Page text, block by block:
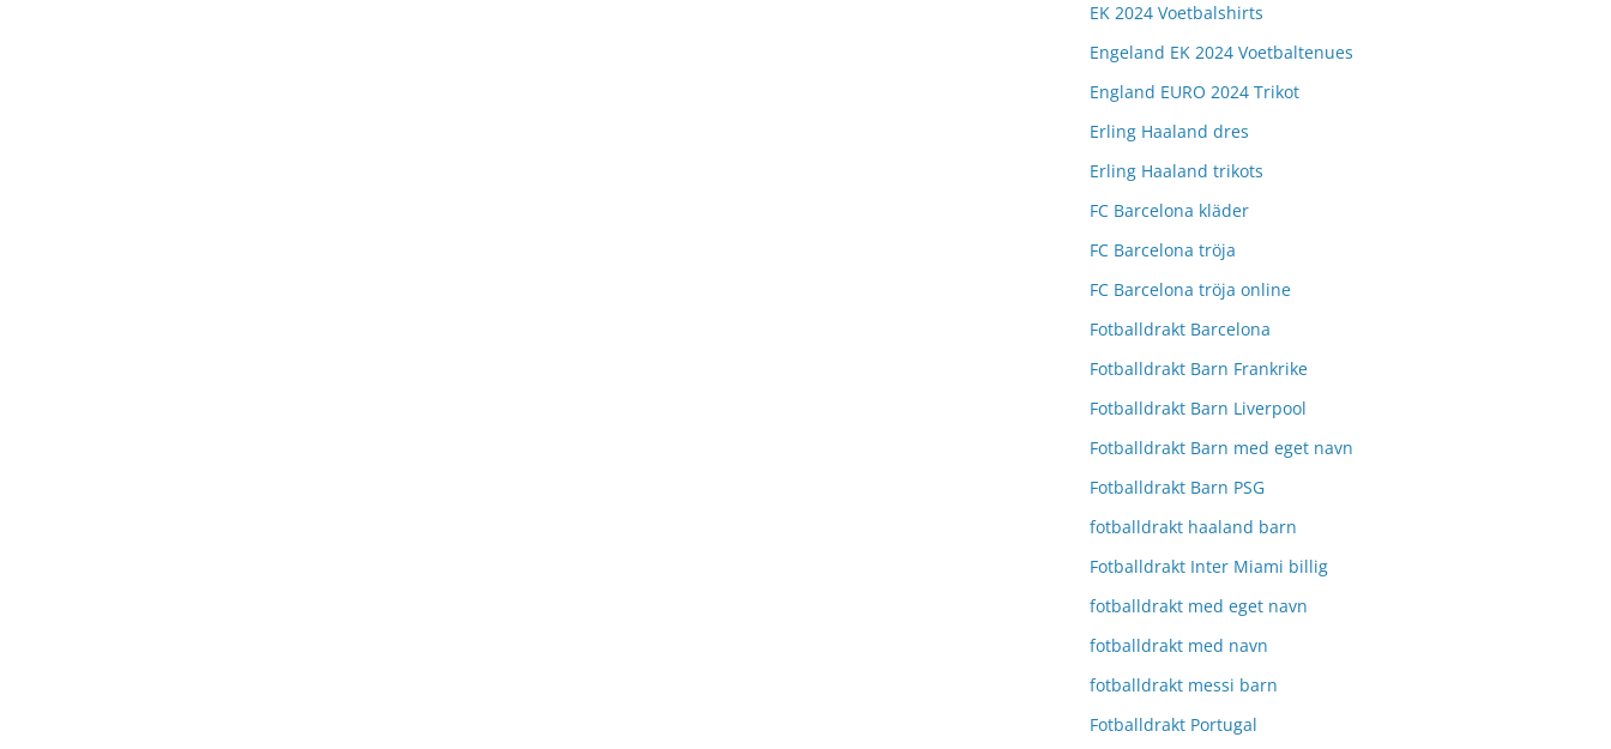
EK 2024 Voetbalshirts
Engeland EK 2024 Voetbaltenues
England EURO 2024 Trikot
Erling Haaland dres
Erling Haaland trikots
FC Barcelona kläder
FC Barcelona tröja
FC Barcelona tröja online
Fotballdrakt Barcelona
Fotballdrakt Barn Frankrike
Fotballdrakt Barn Liverpool
Fotballdrakt Barn med eget navn
Fotballdrakt Barn PSG
fotballdrakt haaland barn
Fotballdrakt Inter Miami billig
fotballdrakt med eget navn
fotballdrakt med navn
fotballdrakt messi barn
Fotballdrakt Portugal